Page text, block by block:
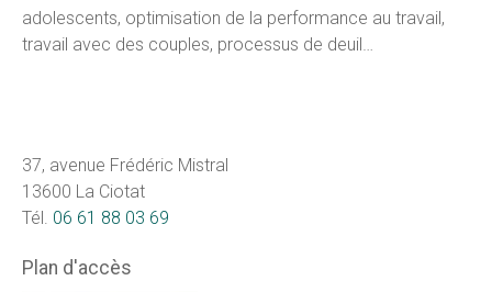
adolescents, optimisation de la performance au travail,
travail avec des couples, processus de deuil…
37, avenue Frédéric Mistral
13600 La Ciotat
Tél. 06 61 88 03 69
Plan d'accès